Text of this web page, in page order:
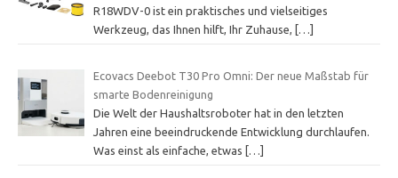
R18WDV-0 ist ein praktisches und vielseitiges
Werkzeug, das Ihnen hilft, Ihr Zuhause,
[…]
Ecovacs Deebot T30 Pro Omni: Der neue Maßstab für
smarte Bodenreinigung
Die Welt der Haushaltsroboter hat in den letzten
Jahren eine beeindruckende Entwicklung durchlaufen.
Was einst als einfache, etwas […]